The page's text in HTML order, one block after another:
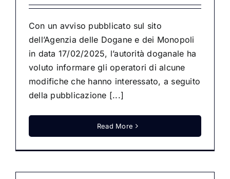
Con un avviso pubblicato sul sito
dell’Agenzia delle Dogane e dei Monopoli
in data 17/02/2025, l’autorità doganale ha
voluto informare gli operatori di alcune
modifiche che hanno interessato, a seguito
della pubblicazione [...]
Read More